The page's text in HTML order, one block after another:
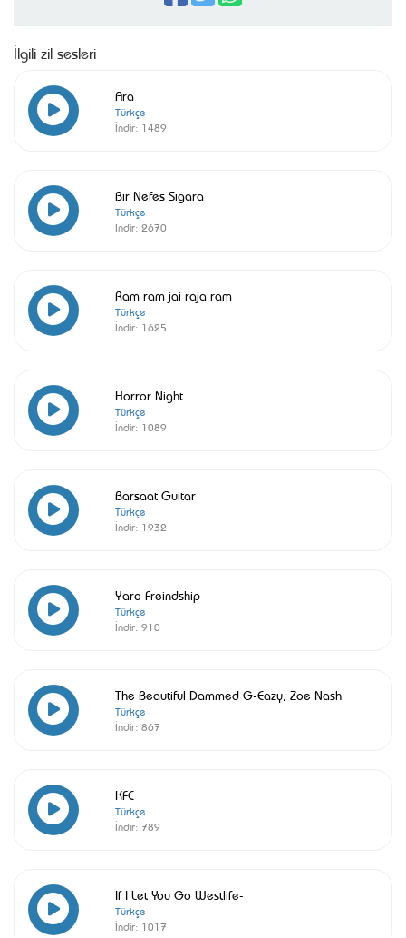
İlgili zil sesleri
Ara
Türkçe
İndir: 1489
Bir Nefes Sigara
Türkçe
İndir: 2670
Ram ram jai raja ram
Türkçe
İndir: 1625
Horror Night
Türkçe
İndir: 1089
Barsaat Guitar
Türkçe
İndir: 1932
Yaro Freindship
Türkçe
İndir: 910
The Beautiful Dammed G-Eazy, Zoe Nash
Türkçe
İndir: 867
KFC
Türkçe
İndir: 789
If I Let You Go Westlife-
Türkçe
İndir: 1017